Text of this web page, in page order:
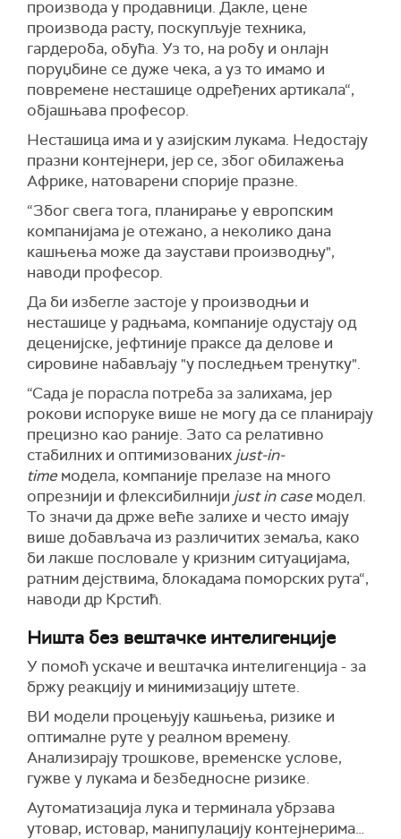
производа у продавници. Дакле, цене
производа расту, поскупљује техника,
гардероба, обућа. Уз то, на робу и онлајн
поруџбине се дуже чека, а уз то имамо и
повремене несташице одређених артикала“,
објашњава професор.
Несташица има и у азијским лукама. Недостају
празни контејнери, јер се, због обилажења
Африке, натоварени спорије празне.
“Због свега тога, планирање у европским
компанијама је отежано, а неколико дана
кашњења може да заустави производњу",
наводи професор.
Да би избегле застоје у производњи и
несташице у радњама, компаније одустају од
деценијске, јефтиније праксе да делове и
сировине набављају "у последњем тренутку".
“Сада је порасла потреба за залихама, јер
рокови испоруке више не могу да се планирају
прецизно као раније. Зато са релативно
стабилних и оптимизованих just-in-
timeмодела, компаније прелазе на много
опрезнији и флексибилнији just in caseмодел.
То значи да држе веће залихе и често имају
више добављача из различитих земаља, како
би лакше пословале у кризним ситуацијама,
ратним дејствима, блокадама поморских рута“,
наводи др Крстић.
Ништа без вештачке интелигенције
У помоћ ускаче и вештачка интелигенција - за
бржу реакцију и минимизацију штете.
ВИ модели процењују кашњења, ризике и
оптималне руте у реалном времену.
Анализирају трошкове, временске услове,
гужве у лукама и безбедносне ризике.
Аутоматизација лука и терминала убрзава
утовар, истовар, манипулацију контејнерима…